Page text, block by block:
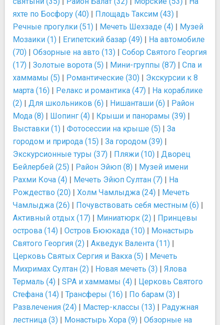
яхте по Босфору (40) | Площадь Таксим (43) |
Речные прогулки (51) | Мечеть Шехзаде (4) | Музей
Мозаики (1) | Египетский базар (49) | На автомобиле
(70) | Обзорные на авто (13) | Собор Святого Георгия
(17) | Золотые ворота (5) | Мини-группы (87) | Спа и
хаммамы (5) | Романтические (30) | Экскурсии к 8
марта (16) | Релакс и романтика (47) | На кораблике
(2) | Для школьников (6) | Нишанташи (6) | Район
Мода (8) | Шопинг (4) | Крыши и панорамы (39) |
Выставки (1) | Фотосессии на крыше (5) | За
городом и природа (15) | За городом (39) |
Экскурсионные туры (37) | Пляжи (10) | Дворец
Бейлербей (25) | Район Эйюп (8) | Музей имени
Рахми Коча (4) | Мечеть Эйюп Султан (7) | На
Рождество (20) | Холм Чамлыджа (24) | Мечеть
Чамлыджа (26) | Почувствовать себя местным (6) |
Активный отдых (17) | Миниатюрк (2) | Принцевы
острова (14) | Остров Бююкада (10) | Монастырь
Святого Георгия (2) | Акведук Валента (11) |
Церковь Святых Сергия и Вакха (5) | Мечеть
Михримах Султан (2) | Новая мечеть (3) | Ялова
Термаль (4) | SPA и хаммамы (4) | Церковь Святого
Стефана (14) | Трансферы (16) | По барам (3) |
Развлечения (24) | Мастер-классы (13) | Радужная
лестница (3) | Монастырь Хора (9) | Обзорные на